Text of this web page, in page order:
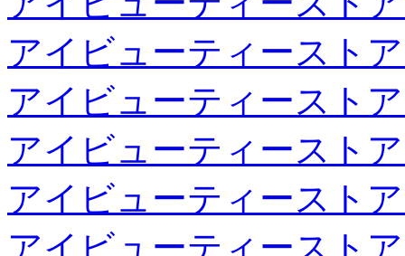
アイビューティースト
アイビューティースト
アイビューティースト
アイビューティースト
アイビューティースト